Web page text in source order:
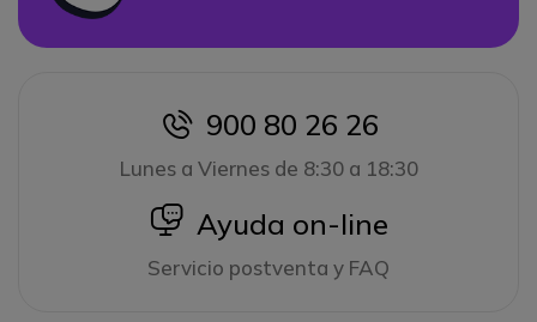
icon
900 80 26 26
Lunes a Viernes de 8:30 a 18:30
icon
Ayuda on-line
Servicio postventa y FAQ